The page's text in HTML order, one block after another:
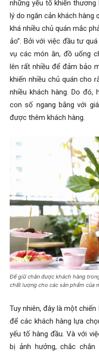
những yếu tố khiến
lý do ngăn cản khách hàng
khá nhiều chủ quán mắc
ảo”. Bởi với việc đầu tư
vụ các món ăn, đồ uống
lên rất nhiều để đảm bảo
khiến nhiều chủ quán cho
nhiều khách hàng. Do
con số ngang bằng với
được thêm khách hàng.
Để giữ chân được khách hàng
chất lượng cho các sản phẩm của
Tuy nhiên, đây là một
để các khách hàng lựa
yếu tố hàng đầu. Và với
bị ảnh hưởng, chắc